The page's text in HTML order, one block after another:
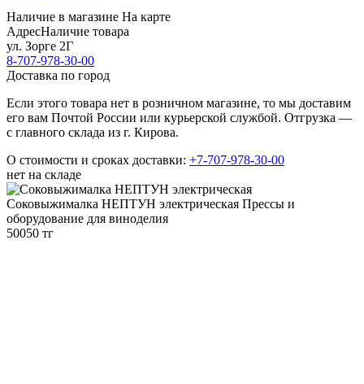
Наличие в магазине На карте
АдресНаличие товара
ул. Зорге 2Г
8-707-978-30-00
Доставка по город
Если этого товара нет в розничном магазине, то мы доставим
его вам Почтой России или курьерской службой. Отгрузка —
с главного склада из г. Кирова.
О стоимости и сроках доставки: +7-707-978-30-00
нет на складе
Соковыжималка НЕПТУН электрическая Прессы и
оборудование для виноделия
50050 тг